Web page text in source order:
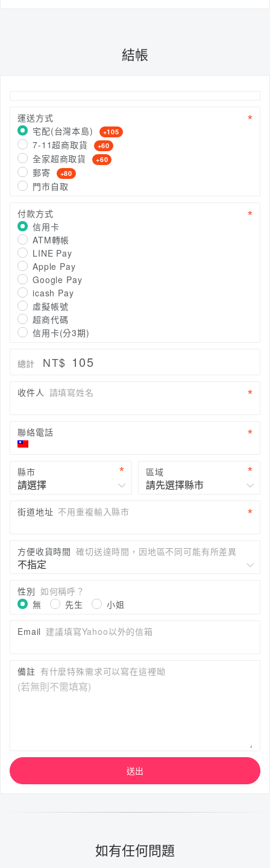
結帳
運送方式
宅配(台灣本島)
+105
7-11超商取貨 +60
全家超商取貨 +60
郵寄 +80
門市自取
付款方式
信用卡
ATM轉帳
LINE Pay
Apple Pay
Google Pay
icash Pay
虛擬帳號
超商代碼
信用卡(分3期)
總計 NT$ 105
收件人 請填寫姓名
聯絡電話
縣市 區域
街道地址 不用重複輸入縣市
方便收貨時間 確切送達時間，因地區不同可能有所差異
性別 如何稱呼？
無
先生 小姐
Email 建議填寫Yahoo以外的信箱
備註 有什麼特殊需求可以寫在這裡呦
送出
如有任何問題